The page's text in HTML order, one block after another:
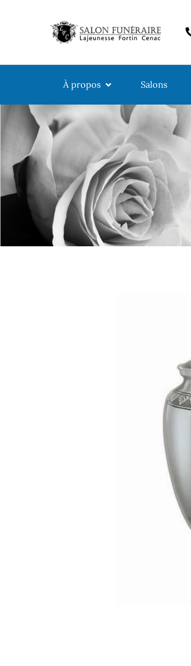
À propos Salons